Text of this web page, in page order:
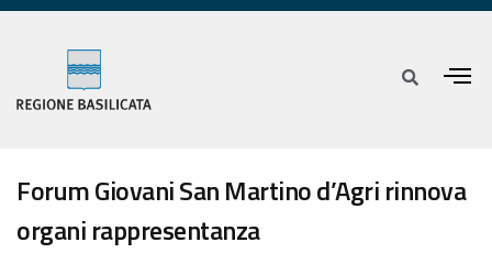
Forum Giovani San Martino d’Agri rinnova
organi rappresentanza